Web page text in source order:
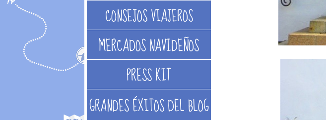
CONSEJOS VIAJEROS
MERCADOS NAVIDEÑOS
PRESS KIT
GRANDES ÉXITOS DEL BLOG